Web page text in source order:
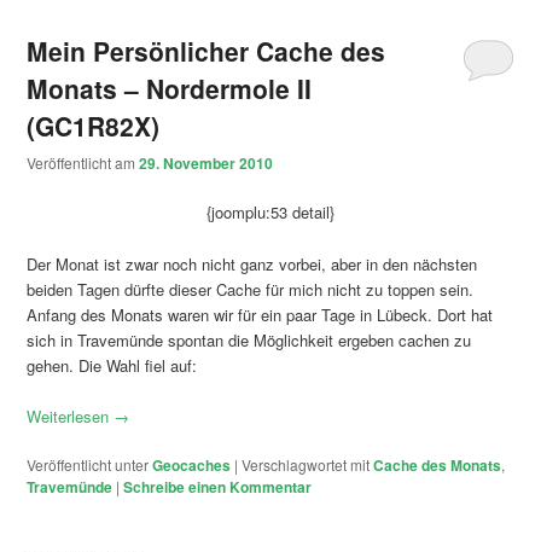
Mein Persönlicher Cache des
Monats – Nordermole II
(GC1R82X)
Veröffentlicht am29. November 2010
{joomplu:53 detail}
Der Monat ist zwar noch nicht ganz vorbei, aber in den nächsten
beiden Tagen dürfte dieser Cache für mich nicht zu toppen sein.
Anfang des Monats waren wir für ein paar Tage in Lübeck. Dort hat
sich in Travemünde spontan die Möglichkeit ergeben cachen zu
gehen. Die Wahl fiel auf:
Weiterlesen →
Veröffentlicht unterGeocaches |Verschlagwortet mitCache des Monats,
Travemünde |Schreibe einen Kommentar